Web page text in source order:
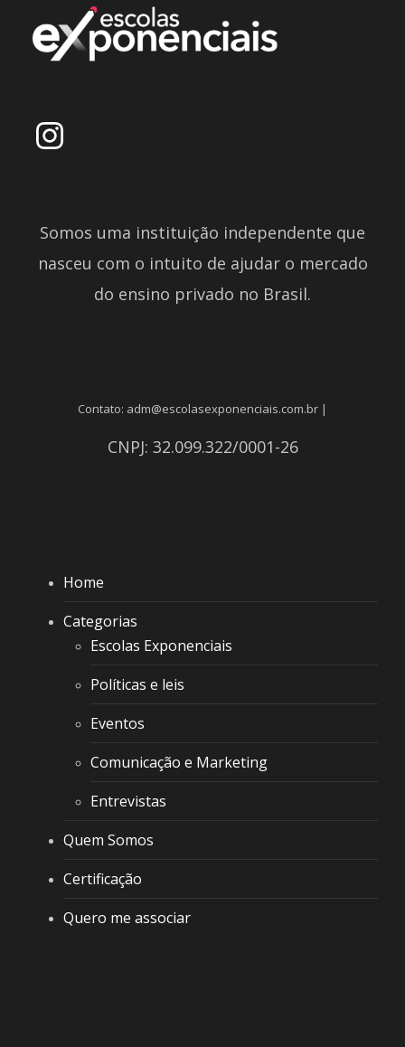
Somos uma instituição independente que
nasceu com o intuito de ajudar o mercado
do ensino privado no Brasil.
Contato: adm@escolasexponenciais.com.br |
CNPJ: 32.099.322/0001-26
Home
Categorias
Escolas Exponenciais
Políticas e leis
Eventos
Comunicação e Marketing
Entrevistas
Quem Somos
Certificação
Quero me associar